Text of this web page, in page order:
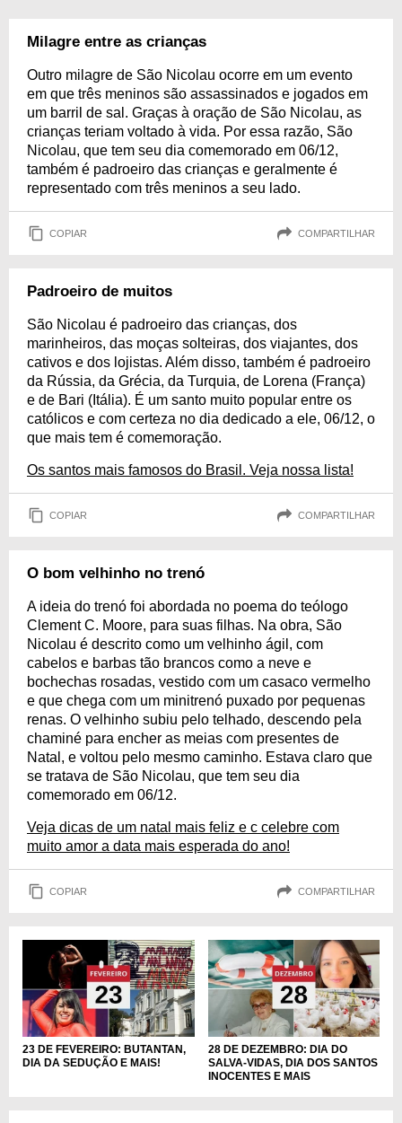
Milagre entre as crianças
Outro milagre de São Nicolau ocorre em um evento
em que três meninos são assassinados e jogados em
um barril de sal. Graças à oração de São Nicolau, as
crianças teriam voltado à vida. Por essa razão, São
Nicolau, que tem seu dia comemorado em 06/12,
também é padroeiro das crianças e geralmente é
representado com três meninos a seu lado.
COPIAR COMPARTILHAR
Padroeiro de muitos
São Nicolau é padroeiro das crianças, dos
marinheiros, das moças solteiras, dos viajantes, dos
cativos e dos lojistas. Além disso, também é padroeiro
da Rússia, da Grécia, da Turquia, de Lorena (França)
e de Bari (Itália). É um santo muito popular entre os
católicos e com certeza no dia dedicado a ele, 06/12, o
que mais tem é comemoração.
Os santos mais famosos do Brasil. Veja nossa lista!
COPIAR COMPARTILHAR
O bom velhinho no trenó
A ideia do trenó foi abordada no poema do teólogo
Clement C. Moore, para suas filhas. Na obra, São
Nicolau é descrito como um velhinho ágil, com
cabelos e barbas tão brancos como a neve e
bochechas rosadas, vestido com um casaco vermelho
e que chega com um minitrenó puxado por pequenas
renas. O velhinho subiu pelo telhado, descendo pela
chaminé para encher as meias com presentes de
Natal, e voltou pelo mesmo caminho. Estava claro que
se tratava de São Nicolau, que tem seu dia
comemorado em 06/12.
Veja dicas de um natal mais feliz e c celebre com
muito amor a data mais esperada do ano!
COPIAR COMPARTILHAR
23 DE FEVEREIRO: BUTANTAN,
DIA DA SEDUÇÃO E MAIS!
28 DE DEZEMBRO: DIA DO
SALVA-VIDAS, DIA DOS SANTOS
INOCENTES E MAIS